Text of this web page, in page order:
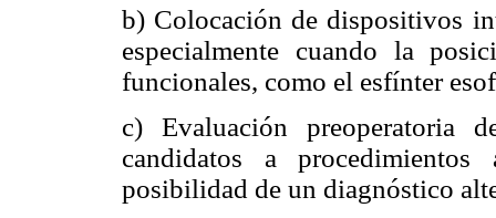
b) Colocación de dispositivos
especialmente cuando la
funcionales, como el esfínter
c) Evaluación preoperatoria
candidatos a
posibilidad de un diagnóstico